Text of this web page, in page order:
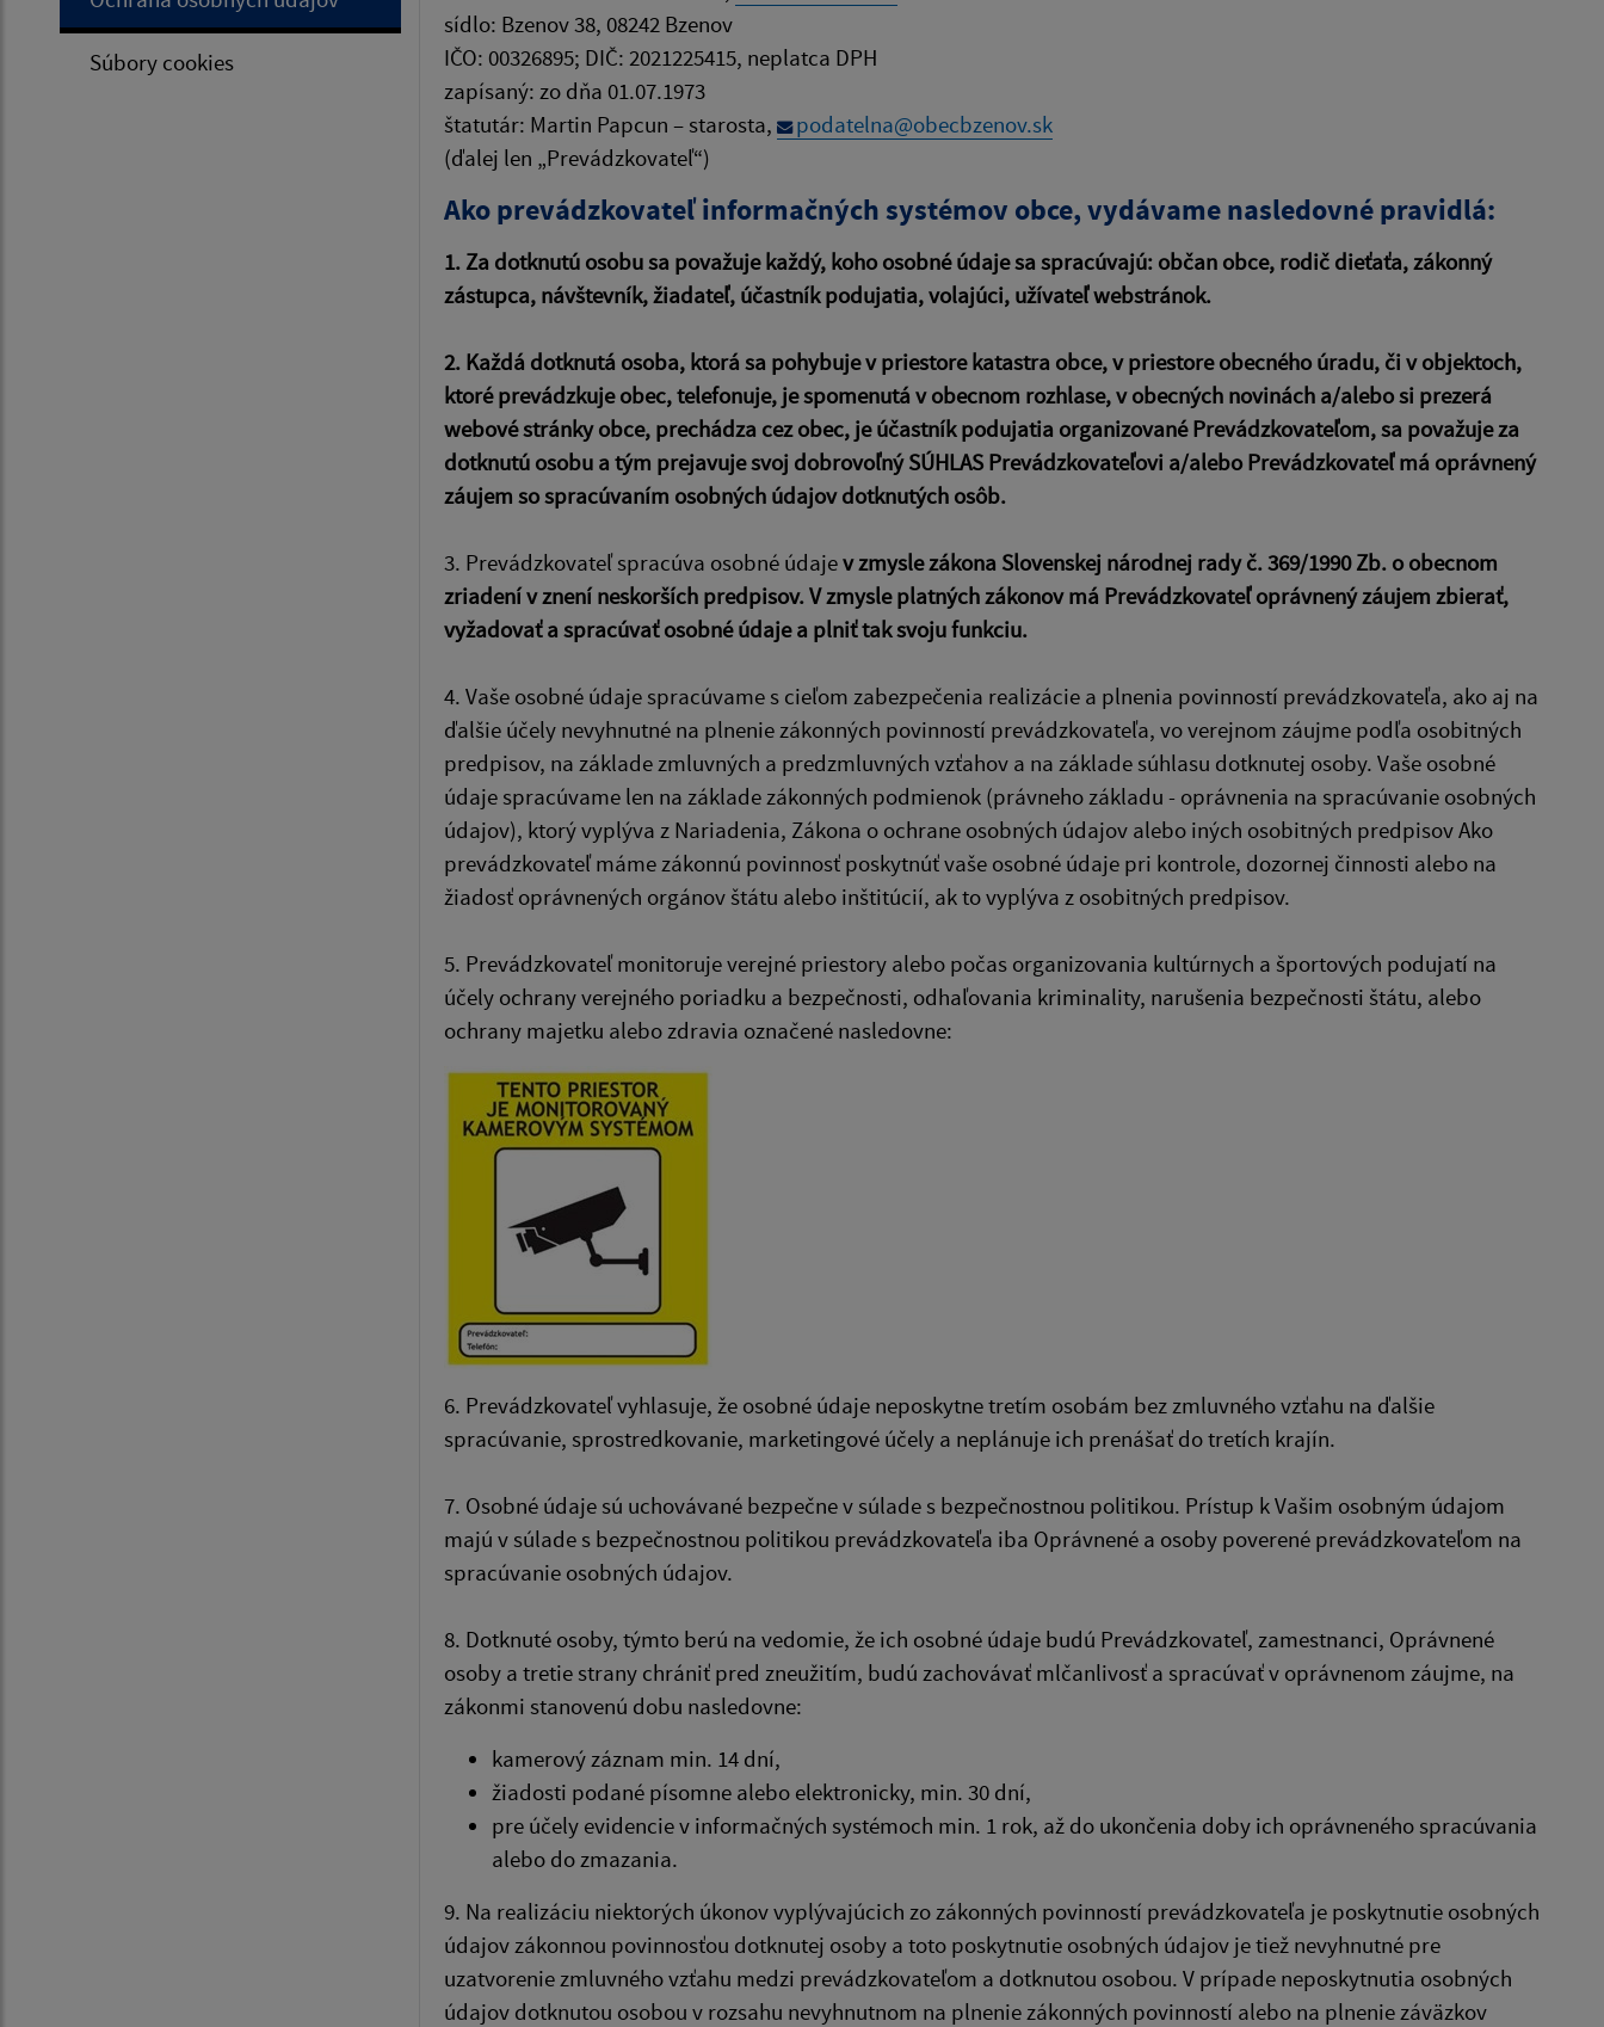
Súbory cookies
sídlo: Bzenov 38, 08242 Bzenov
IČO: 00326895; DIČ: 2021225415, neplatca DPH
zapísaný: zo dňa 01.07.1973
štatutár: Martin Papcun – starosta,
podatelna@obecbzenov.sk
(ďalej len „Prevádzkovateľ“)
Ako prevádzkovateľ informačných systémov obce, vydávame nasledovné pravidlá:
1. Za dotknutú osobu sa považuje každý, koho osobné údaje sa spracúvajú: občan obce, rodič dieťaťa, zákonný
zástupca, návštevník, žiadateľ, účastník podujatia, volajúci, užívateľ webstránok.
2. Každá dotknutá osoba, ktorá sa pohybuje v priestore katastra obce, v priestore obecného úradu, či v objektoch,
ktoré prevádzkuje obec, telefonuje, je spomenutá v obecnom rozhlase, v obecných novinách a/alebo si prezerá
webové stránky obce, prechádza cez obec, je účastník podujatia organizované Prevádzkovateľom, sa považuje za
dotknutú osobu a tým prejavuje svoj dobrovoľný SÚHLAS Prevádzkovateľovi a/alebo Prevádzkovateľ má oprávnený
záujem so spracúvaním osobných údajov dotknutých osôb.
3. Prevádzkovateľ spracúva osobné údajev zmysle zákona Slovenskej národnej rady č. 369/1990 Zb. o obecnom
zriadení v znení neskorších predpisov.V zmysle platných zákonov má Prevádzkovateľ oprávnený záujem zbierať,
vyžadovať a spracúvať osobné údaje a plniť tak svoju funkciu.
4. Vaše osobné údaje spracúvame s cieľom zabezpečenia realizácie a plnenia povinností prevádzkovateľa, ako aj na
ďalšie účely nevyhnutné na plnenie zákonných povinností prevádzkovateľa, vo verejnom záujme podľa osobitných
predpisov, na základe zmluvných a predzmluvných vzťahov a na základe súhlasu dotknutej osoby. Vaše osobné
údaje spracúvame len na základe zákonných podmienok (právneho základu - oprávnenia na spracúvanie osobných
údajov), ktorý vyplýva z Nariadenia, Zákona o ochrane osobných údajov alebo iných osobitných predpisov Ako
prevádzkovateľ máme zákonnú povinnosť poskytnúť vaše osobné údaje pri kontrole, dozornej činnosti alebo na
žiadosť oprávnených orgánov štátu alebo inštitúcií, ak to vyplýva z osobitných predpisov.
5. Prevádzkovateľ monitoruje verejné priestory alebo počas organizovania kultúrnych a športových podujatí na
účely ochrany verejného poriadku a bezpečnosti, odhaľovania kriminality, narušenia bezpečnosti štátu, alebo
ochrany majetku alebo zdravia označené nasledovne:
6. Prevádzkovateľ vyhlasuje, že osobné údaje neposkytne tretím osobám bez zmluvného vzťahu na ďalšie
spracúvanie, sprostredkovanie, marketingové účely a neplánuje ich prenášať do tretích krajín.
7. Osobné údaje sú uchovávané bezpečne v súlade s bezpečnostnou politikou. Prístup k Vašim osobným údajom
majú v súlade s bezpečnostnou politikou prevádzkovateľa iba Oprávnené a osoby poverené prevádzkovateľom na
spracúvanie osobných údajov.
8. Dotknuté osoby, týmto berú na vedomie, že ich osobné údaje budú Prevádzkovateľ, zamestnanci, Oprávnené
osoby a tretie strany chrániť pred zneužitím, budú zachovávať mlčanlivosť a spracúvať v oprávnenom záujme, na
zákonmi stanovenú dobu nasledovne:
kamerový záznam min. 14 dní,
žiadosti podané písomne alebo elektronicky, min. 30 dní,
pre účely evidencie v informačných systémoch min. 1 rok, až do ukončenia doby ich oprávneného spracúvania
alebo do zmazania.
9. Na realizáciu niektorých úkonov vyplývajúcich zo zákonných povinností prevádzkovateľa je poskytnutie osobných
údajov zákonnou povinnosťou dotknutej osoby a toto poskytnutie osobných údajov je tiež nevyhnutné pre
uzatvorenie zmluvného vzťahu medzi prevádzkovateľom a dotknutou osobou. V prípade neposkytnutia osobných
údajov dotknutou osobou v rozsahu nevyhnutnom na plnenie zákonných povinností alebo na plnenie záväzkov